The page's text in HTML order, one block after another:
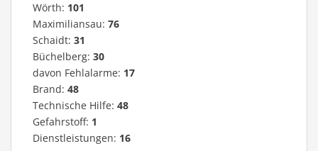
Wörth: 101
Maximiliansau: 76
Schaidt: 31
Büchelberg: 30
davon Fehlalarme: 17
Brand: 48
Technische Hilfe: 48
Gefahrstoff: 1
Dienstleistungen: 16